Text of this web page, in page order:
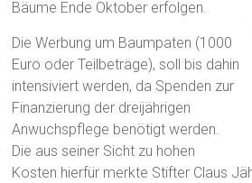
Bäume Ende Oktober erfolgen.
Die Werbung um Baumpaten (1000
Euro oder Teilbeträge), soll bis dahin
intensiviert werden, da Spenden zur
Finanzierung der dreijährigen
Anwuchspflege benötigt werden.
Die aus seiner Sicht zu hohen
Kosten hierfür merkte Stifter Claus